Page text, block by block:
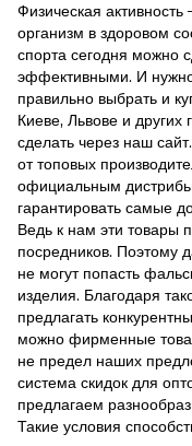
Физическая
организм в здоровом
спорта сегодня можно
эффективными. И нужно
правильно выбрать и
Киеве, Львове и
сделать через наш
от топовых
официальным
гарантировать самые
Ведь к нам эти товары
посредников. Поэтому
не могут попасть
изделия. Благодаря
предлагать
можно фирменные
не предел наших
система скидок для
предлагаем
Такие условия